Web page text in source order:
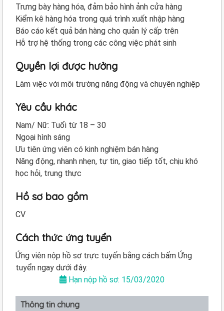
Trưng bày hàng hóa, đảm bảo hình ảnh cửa hàng
Kiểm kê hàng hóa trong quá trình xuất nhập hàng
Báo cáo kết quả bán hàng cho quản lý cấp trên
Hỗ trợ hệ thống trong các công việc phát sinh
Quyền lợi được hưởng
Làm việc với môi trường năng động và chuyên nghiệp
Yêu cầu khác
Nam/ Nữ: Tuổi từ 18 – 30
Ngoại hình sáng
Ưu tiên ứng viên có kinh nghiệm bán hàng
Năng động, nhanh nhẹn, tự tin, giao tiếp tốt, chịu khó
học hỏi, trung thực
Hồ sơ bao gồm
CV
Cách thức ứng tuyển
Ứng viên nộp hồ sơ trực tuyến bằng cách bấm Ứng
tuyển ngay dưới đây.
Hạn nộp hồ sơ: 15/03/2020
Thông tin chung